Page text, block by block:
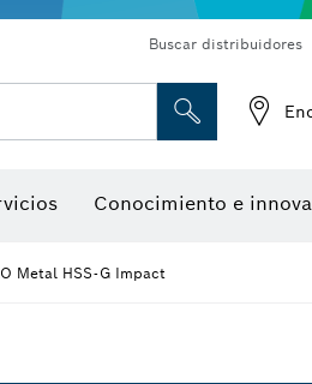
Buscar distribuidores
Conocimiento e
Metal HSS-G Impact